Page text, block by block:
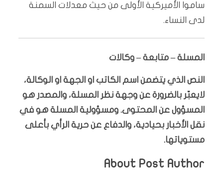
ساموا الأميركية الأولى من حيث معدلات السمنة
لدى النساء.
المسلة – متابعة – وكالات
النص الذي يتضمن اسم الكاتب او الجهة او الوكالة،
لايعبّر بالضرورة عن وجهة نظر المسلة، والمصدر هو
المسؤول عن المحتوى. ومسؤولية المسلة هو في
نقل الأخبار بحيادية، والدفاع عن حرية الرأي بأعلى
مستوياتها.
About Post Author